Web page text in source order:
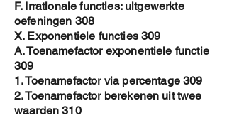
F. Irrationale functies: uitgewerkte
oefeningen 308
X. Exponentiele functies 309
A. Toenamefactor exponentiele functie
309
1. Toenamefactor via percentage 309
2. Toenamefactor berekenen uit twee
waarden 310